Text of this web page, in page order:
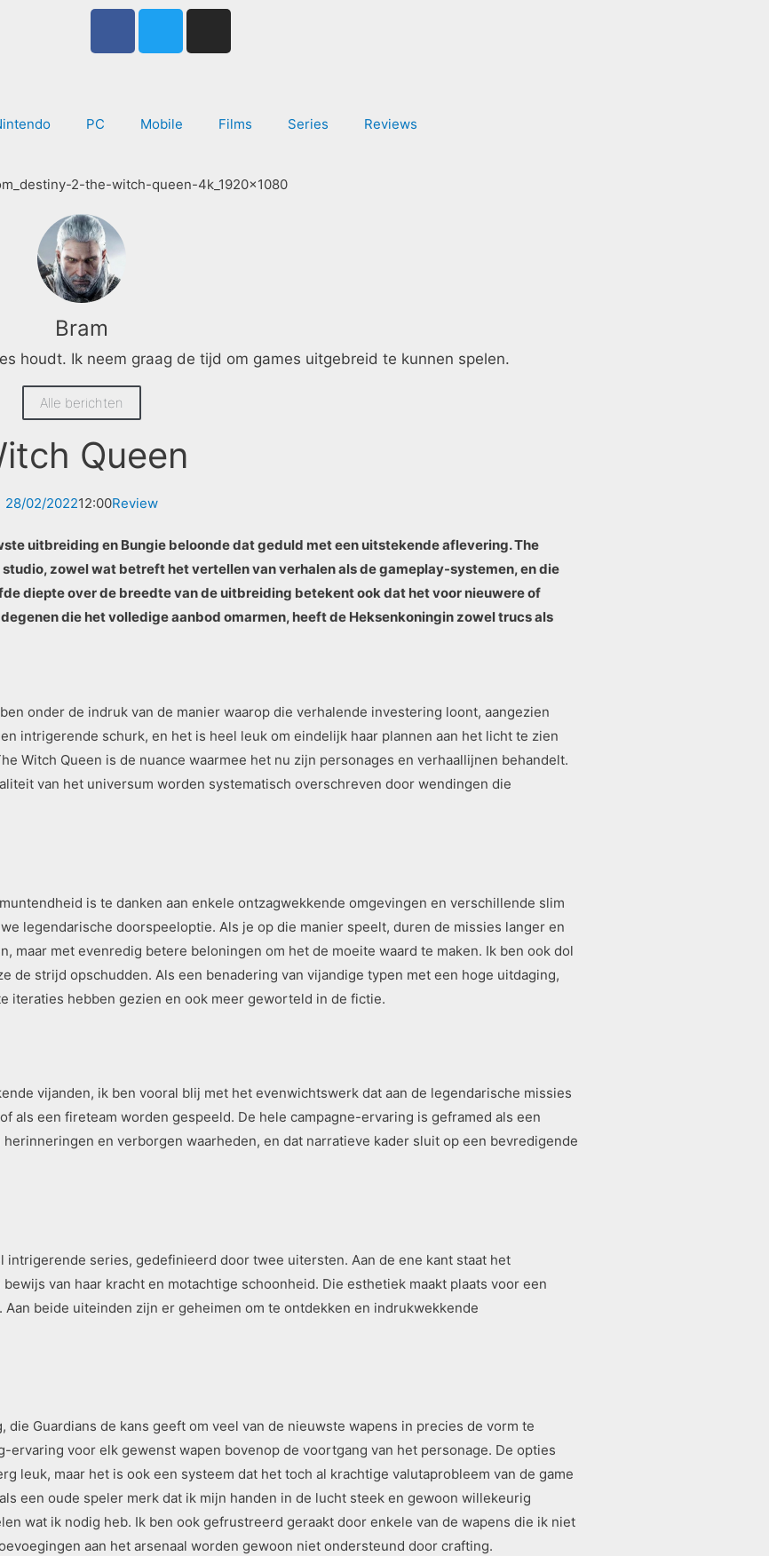
k
-
f
e
g
a
m
PC Mobile Films Series Reviews
Bram
houdt. Ik neem graag de tijd om games uitgebreid te kunnen spelen.
Alle berichten
Queen
28/02/202212:00Review
uitbreiding en Bungie beloonde dat geduld met een uitstekende aflevering. The
zowel wat betreft het vertellen van verhalen als de gameplay-systemen, en die
diepte over de breedte van de uitbreiding betekent ook dat het voor nieuwere of
die het volledige aanbod omarmen, heeft de Heksenkoningin zowel trucs als
onder de indruk van de manier waarop die verhalende investering loont, aangezien
intrigerende schurk, en het is heel leuk om eindelijk haar plannen aan het licht te zien
Witch Queen is de nuance waarmee het nu zijn personages en verhaallijnen behandelt.
van het universum worden systematisch overschreven door wendingen die
is te danken aan enkele ontzagwekkende omgevingen en verschillende slim
legendarische doorspeeloptie. Als je op die manier speelt, duren de missies langer en
met evenredig betere beloningen om het de moeite waard te maken. Ik ben ook dol
de strijd opschudden. Als een benadering van vijandige typen met een hoge uitdaging,
iteraties hebben gezien en ook meer geworteld in de fictie.
vijanden, ik ben vooral blij met het evenwichtswerk dat aan de legendarische missies
als een fireteam worden gespeeld. De hele campagne-ervaring is geframed als een
en verborgen waarheden, en dat narratieve kader sluit op een bevredigende
series, gedefinieerd door twee uitersten. Aan de ene kant staat het
van haar kracht en motachtige schoonheid. Die esthetiek maakt plaats voor een
beide uiteinden zijn er geheimen om te ontdekken en indrukwekkende
Guardians de kans geeft om veel van de nieuwste wapens in precies de vorm te
voor elk gewenst wapen bovenop de voortgang van het personage. De opties
leuk, maar het is ook een systeem dat het toch al krachtige valutaprobleem van de game
een oude speler merk dat ik mijn handen in de lucht steek en gewoon willekeurig
wat ik nodig heb. Ik ben ook gefrustreerd geraakt door enkele van de wapens die ik niet
aan het arsenaal worden gewoon niet ondersteund door crafting.